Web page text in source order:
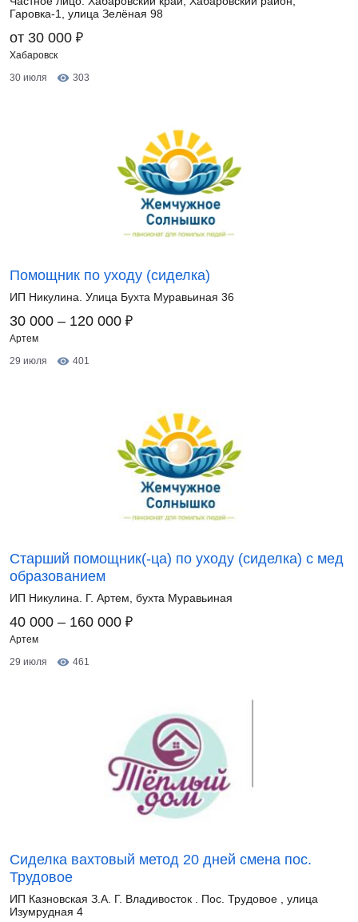
Гаровка-1, улица Зелёная 98
от 30 000 ₽
Хабаровск
30 июля
303
Помощник по уходу (сиделка)
ИП Никулина. Улица Бухта Муравьиная 36
30 000 – 120 000 ₽
Артем
29 июля
401
Старший помощник(-ца) по уходу (сиделка) с мед
образованием
ИП Никулина. Г. Артем, бухта Муравьиная
40 000 – 160 000 ₽
Артем
29 июля
461
Сиделка вахтовый метод 20 дней смена пос.
Трудовое
ИП Казновская З.А. Г. Владивосток . Пос. Трудовое , улица
Изумрудная 4